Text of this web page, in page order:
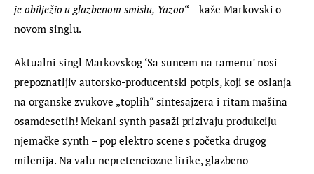
je obilježio u glazbenom smislu, Yazoo“ – kaže Markovski o
novom singlu.
Aktualni singl Markovskog ‘Sa suncem na ramenu’ nosi
prepoznatljiv autorsko-producentski potpis, koji se oslanja
na organske zvukove „toplih“ sintesajzera i ritam mašina
osamdesetih! Mekani synth pasaži prizivaju produkciju
njemačke synth – pop elektro scene s početka drugog
milenija. Na valu nepretenciozne lirike, glazbeno –